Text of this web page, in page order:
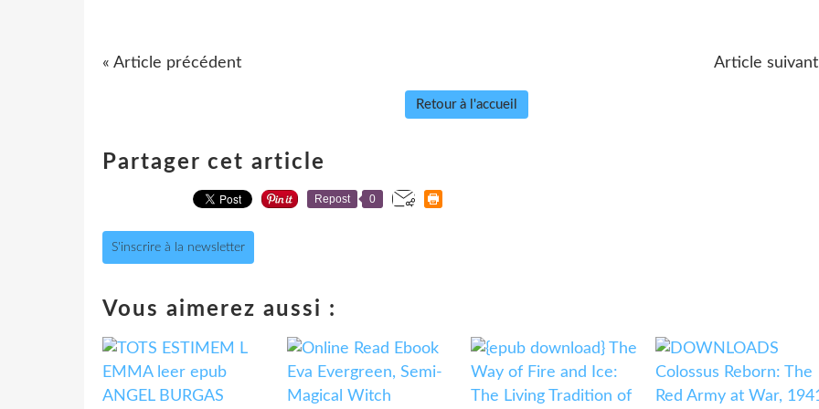
« Article précédent Article suivant
Retour à l'accueil
Partager cet article
Repost 0
S'inscrire à la newsletter
Vous aimerez aussi :